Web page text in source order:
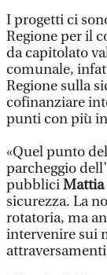
I progetti ci
Regione per il
da capitolato
comunale,
Regione sulla
cofinanziare
punti con più
«Quel punto
parcheggio
pubbliciMattia
sicurezza. La
rotatoria, ma
intervenire sui